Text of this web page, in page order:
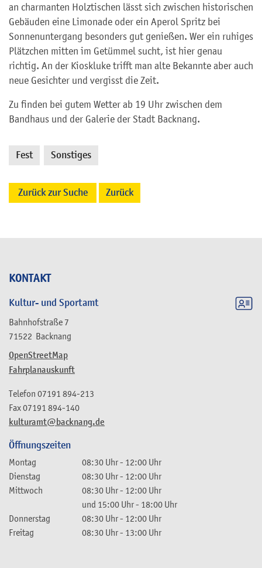
KONTAKT
Kultur- und Sportamt
Bahnhofstraße 7
71522 Backnang
OpenStreetMap
Fahrplanauskunft
kulturamt@backnang.de
Telefon 07191 894-213
Fax07191 894-140
Öffnungszeiten
Montag 08:30 Uhr- 12:00 Uhr
Dienstag
08:30 Uhr- 12:00 Uhr
Mittwoch
08:30 Uhr- 12:00 Uhr
und 15:00 Uhr- 18:00 Uhr
Donnerstag
08:30 Uhr- 12:00 Uhr
Freitag
08:30 Uhr- 13:00 Uhr
an charmanten Holztischen lässt sich zwischen historischen
Gebäuden eine Limonade oder ein Aperol Spritz bei
Sonnenuntergang besonders gut genießen. Wer ein ruhiges
Plätzchen mitten im Getümmel sucht, ist hier genau
richtig. An der Kioskluke trifft man alte Bekannte aber auch
neue Gesichter und vergisst die Zeit.
Zu finden bei gutem Wetter ab 19 Uhr zwischen dem
Bandhaus und der Galerie der Stadt Backnang.
Fest Sonstiges
Zurück zur Suche Zurück